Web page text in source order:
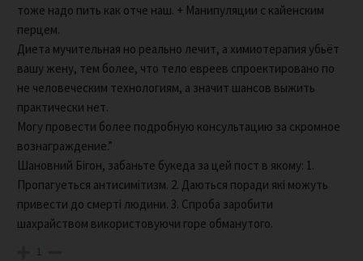
тоже надо пить как отче наш. + Манипуляции с кайенским
перцем.
Диета мучительная но реально лечит, а химиотерапия убьёт
вашу жену, тем более, что тело евреев спроектировано по
не человеческим технологиям, а значит шансов выжить
практически нет.
Могу провести более подробную консультацию за скромное
вознаграждение.”
Шановний Бігон, забаньте букеда за цей пост в якому: 1.
Пропагуеться антисимітизм. 2. Даються поради які можуть
привести до смерті людини. 3. Спроба заробити
шахрайством використовуючи горе обманутого.
1